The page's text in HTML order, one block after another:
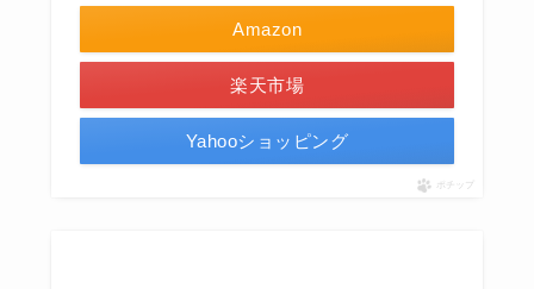
Amazon
楽天市場
Yahooショッピング
ポチップ